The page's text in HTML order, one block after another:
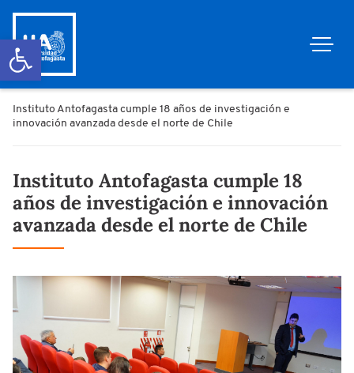
Abrir barra de herramientas
Instituto Antofagasta cumple 18 años de investigación e
innovación avanzada desde el norte de Chile
Instituto Antofagasta cumple 18
años de investigación e innovación
avanzada desde el norte de Chile